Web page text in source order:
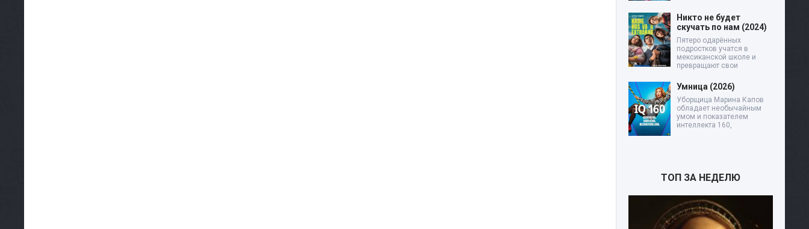
Никто не будет
скучать по нам (2024)
Пятеро одарённых
подростков учатся в
мексиканской школе и
превращают свои
Умница (2026)
Уборщица Марина Капов
обладает необычайным
умом и показателем
интеллекта 160,
ТОП ЗА НЕДЕЛЮ